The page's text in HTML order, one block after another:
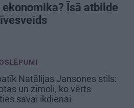
Īsā atbilde
Natālijas Jansones stils:
un zīmoli, ko vērts
savai ikdienai